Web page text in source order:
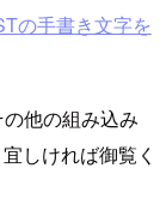
の手書き文字を
他の組み込み
しければ御覧く